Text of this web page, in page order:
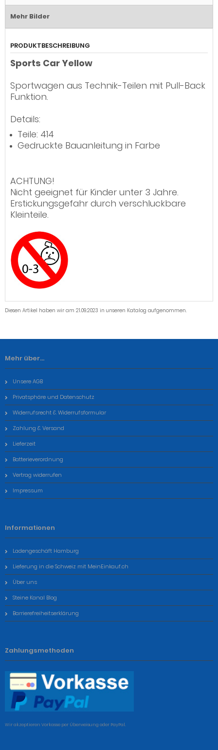
Mehr Bilder
PRODUKTBESCHREIBUNG
Sports Car Yellow
Sportwagen aus Technik-Teilen mit Pull-Back
Funktion.
Details:
Teile: 414
Gedruckte Bauanleitung in Farbe
ACHTUNG!
Nicht geeignet für Kinder unter 3 Jahre.
Erstickungsgefahr durch verschluckbare
Kleinteile.
Diesen Artikel haben wir am 21.09.2023 in unseren Katalog aufgenommen.
Mehr über...
Unsere AGB
Privatsphäre und Datenschutz
Widerrufsrecht & Widerrufsformular
Zahlung & Versand
Lieferzeit
Batterieverordnung
Vertrag widerrufen
Impressum
Informationen
Ladengeschäft Hamburg
Lieferung in die Schweiz mit MeinEinkauf.ch
Über uns
Steine Kanal Blog
Barrierefreiheitserklärung
Zahlungsmethoden
Wir akzeptieren Vorkasse per Überweisung oder PayPal.